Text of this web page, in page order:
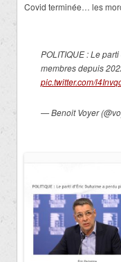
Covid terminée… les
POLITIQUE : Le
membres depuis
pic.twitter.com/
— Benoit Voyer